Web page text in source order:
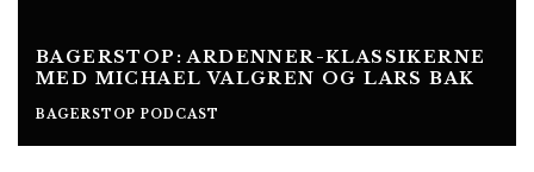
BAGERSTOP: ARDENNER-KLASSIKERNE
MED MICHAEL VALGREN OG LARS BAK
BAGERSTOP PODCAST